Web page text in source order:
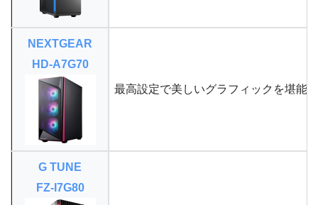
NEXTGEAR
HD-A7G70
最高設定で美しいグラフィックを堪能
G TUNE
FZ-I7G80